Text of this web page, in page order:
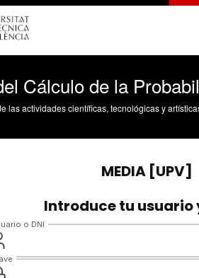
Cálculo de la
las actividades científicas, tecnológicas y